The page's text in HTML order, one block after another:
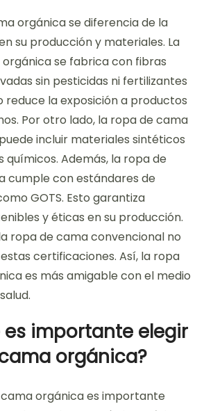
orgánica se diferencia de la
su producción y materiales. La
se fabrica con fibras
sin pesticidas ni fertilizantes
reduce la exposición a productos
Por otro lado, la ropa de cama
incluir materiales sintéticos
Además, la ropa de
cumple con estándares de
GOTS. Esto garantiza
y éticas en su producción.
ropa de cama convencional no
certificaciones. Así, la ropa
es más amigable con el medio
es importante elegir
orgánica?
orgánica es importante